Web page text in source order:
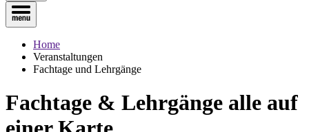
Home
Veranstaltungen
Fachtage und Lehrgänge
Fachtage & Lehrgänge alle auf